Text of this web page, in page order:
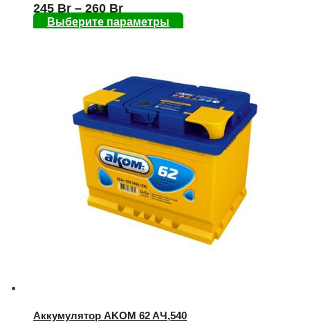
245 Br – 260 Br
Выберите параметры
Аккумулятор AKOM 62 AЧ,540